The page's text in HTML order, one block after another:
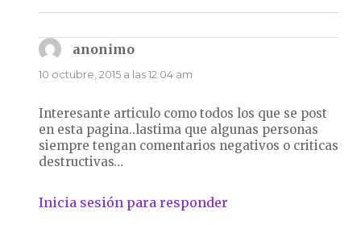
anonimodice:
10 octubre, 2015 a las 12:04 am
Interesante articulo como todos los que se post
en esta pagina..lastima que algunas personas
siempre tengan comentarios negativos o criticas
destructivas…
Inicia sesión para responder